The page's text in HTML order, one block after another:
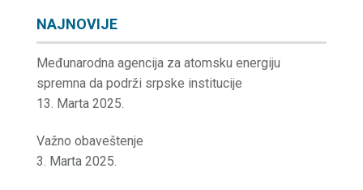
NAJNOVIJE
Međunarodna agencija za atomsku energiju
spremna da podrži srpske institucije
13. Marta 2025.
Važno obaveštenje
3. Marta 2025.